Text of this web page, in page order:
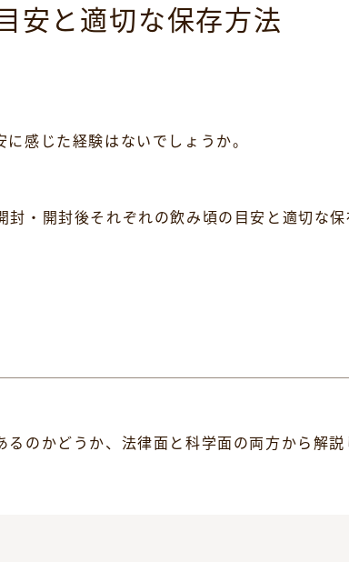
安と適切な保存方法
感じた経験はないでしょうか。
・開封後それぞれの飲み頃の目安と適切な保
のかどうか、法律面と科学面の両方から解説